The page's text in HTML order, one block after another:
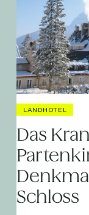
LANDHOTEL
Das
Schloss